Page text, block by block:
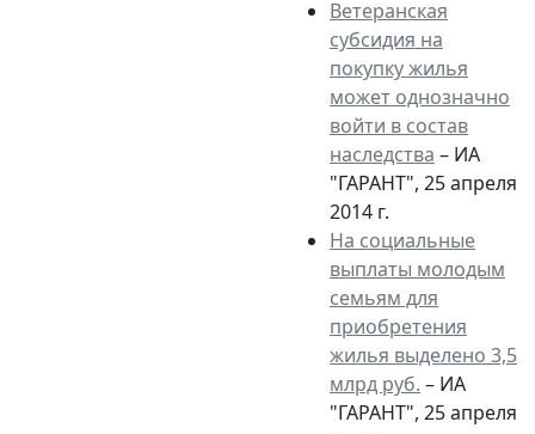
Ветеранская
субсидия на
покупку жилья
может однозначно
войти в состав
наследства – ИА
"ГАРАНТ", 25 апреля
2014 г.
На социальные
выплаты молодым
семьям для
приобретения
жилья выделено 3,5
млрд руб. – ИА
"ГАРАНТ", 25 апреля